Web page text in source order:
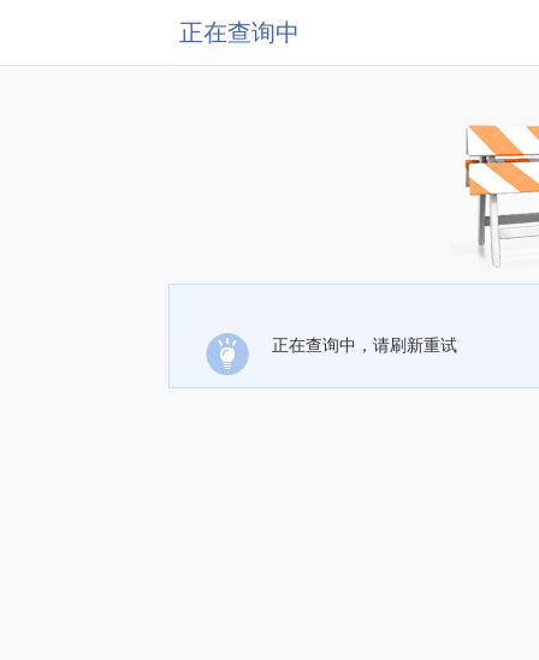
正在查询中
正在查询中，请刷新重试